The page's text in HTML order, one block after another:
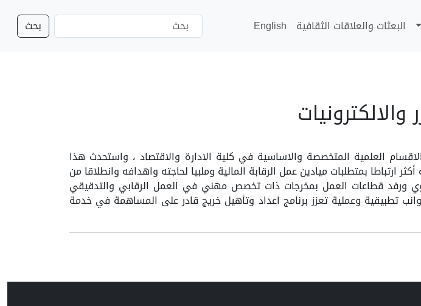
البعثات والعلاقات الثقافية English بحث
العلمية المتخصصة والاساسية في كلية الادارة والاقتصاد ، واستحدث هذا
ان تكون مخرجاته أكثر ارتباطا بمتطلبات ميادين عمل الرقابة المالية وملبيا لحاجته واهدافه وانطلاقا من
ورفد قطاعات العمل بمخرجات ذات تخصص مهني في العمل الرقابي والتدقيقي
علمية متطورة على مدار (4) سنوات تتخللها جوانب تطبيقية وعملية تعزز برنامج اعداد وتأهيل خريج قادر على المساهمة في خدمة